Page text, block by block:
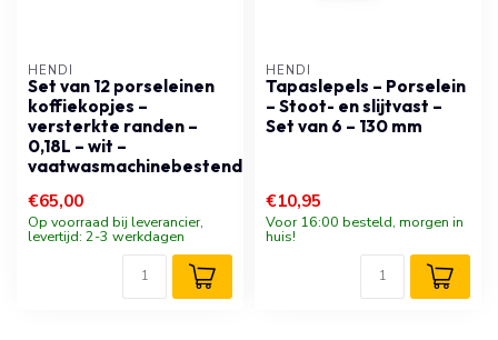
HENDI
Set van 12 porseleinen
koffiekopjes –
versterkte randen –
0,18L – wit –
vaatwasmachinebestendig
€65,00
Op voorraad bij leverancier,
levertijd: 2-3 werkdagen
HENDI
Tapaslepels – Porselein
– Stoot- en slijtvast –
Set van 6 – 130 mm
€10,95
Voor 16:00 besteld, morgen in
huis!